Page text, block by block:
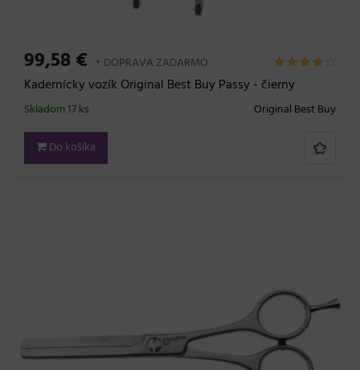
99,58 € + DOPRAVA ZADARMO
Kadernícky vozík Original Best Buy Passy - čierny
Original Best Buy
Skladom 17 ks
Do košíka